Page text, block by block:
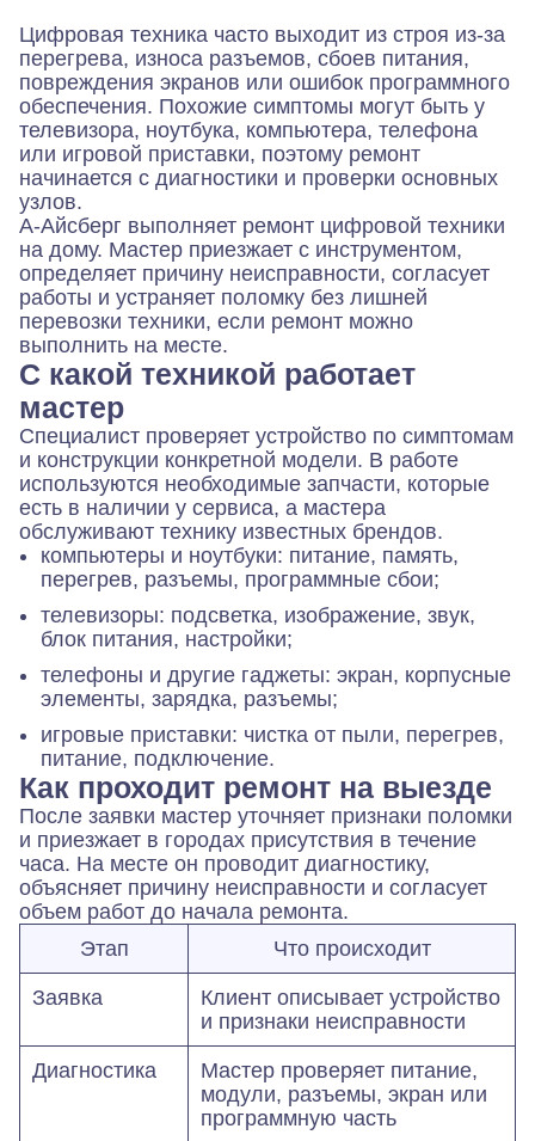
Цифровая техника часто выходит из строя из-за
перегрева, износа разъемов, сбоев питания,
повреждения экранов или ошибок программного
обеспечения. Похожие симптомы могут быть у
телевизора, ноутбука, компьютера, телефона
или игровой приставки, поэтому ремонт
начинается с диагностики и проверки основных
узлов.
А-Айсберг выполняет ремонт цифровой техники
на дому. Мастер приезжает с инструментом,
определяет причину неисправности, согласует
работы и устраняет поломку без лишней
перевозки техники, если ремонт можно
выполнить на месте.
С какой техникой работает
мастер
Специалист проверяет устройство по симптомам
и конструкции конкретной модели. В работе
используются необходимые запчасти, которые
есть в наличии у сервиса, а мастера
обслуживают технику известных брендов.
компьютеры и ноутбуки: питание, память,
перегрев, разъемы, программные сбои;
телевизоры: подсветка, изображение, звук,
блок питания, настройки;
телефоны и другие гаджеты: экран, корпусные
элементы, зарядка, разъемы;
игровые приставки: чистка от пыли, перегрев,
питание, подключение.
Как проходит ремонт на выезде
После заявки мастер уточняет признаки поломки
и приезжает в городах присутствия в течение
часа. На месте он проводит диагностику,
объясняет причину неисправности и согласует
объем работ до начала ремонта.
Этап
Что происходит
Заявка
Клиент описывает устройство
и признаки неисправности
Диагностика
Мастер проверяет питание,
модули, разъемы, экран или
программную часть